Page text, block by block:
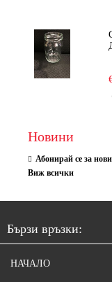
Новини
Абонирай се за
Виж всички
Бързи връзки:
НАЧАЛО